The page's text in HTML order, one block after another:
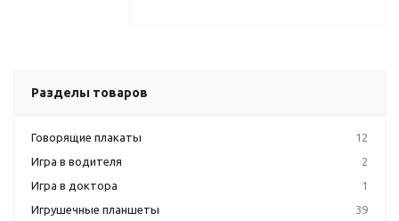
Разделы товаров
Говорящие плакаты
12
Игра в водителя
2
Игра в доктора
1
Игрушечные планшеты
39